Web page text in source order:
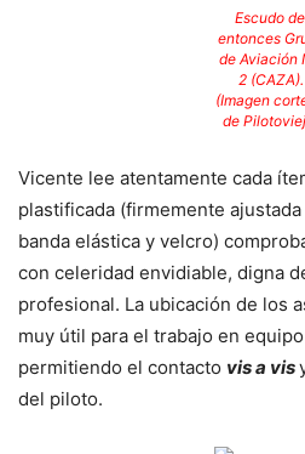
Escudo
entonces
de Aviación
2 (CAZA).
(Imagen
de
Vicente lee atentamente cada
plastificada (firmemente
banda elástica y velcro)
con celeridad envidiable, digna
profesional. La ubicación de los
muy útil para el trabajo en
permitiendo el contacto vis a vis
del piloto.